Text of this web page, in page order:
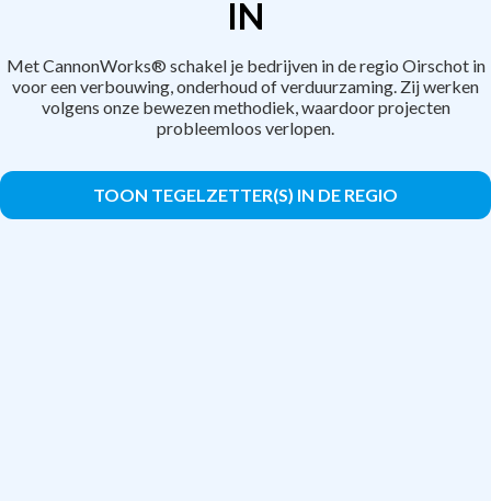
IN
Met CannonWorks® schakel je bedrijven in de regio Oirschot in
voor een verbouwing, onderhoud of verduurzaming. Zij werken
volgens onze bewezen methodiek, waardoor projecten
probleemloos verlopen.
TOON TEGELZETTER(S) IN DE REGIO